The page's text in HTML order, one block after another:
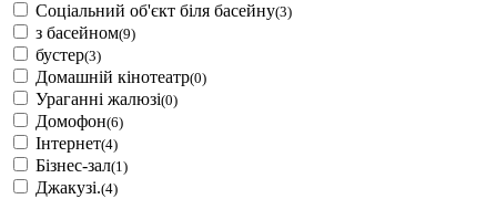
Соціальний об'єкт біля басейну(3)
з басейном(9)
бустер(3)
Домашній кінотеатр(0)
Ураганні жалюзі(0)
Домофон(6)
Інтернет(4)
Бізнес-зал(1)
Джакузі.(4)